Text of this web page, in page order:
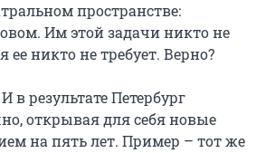
пространстве:
Им этой задачи никто не
ее никто не требует. Верно?
И в результате Петербург
открывая для себя новые
на пять лет. Пример – тот же